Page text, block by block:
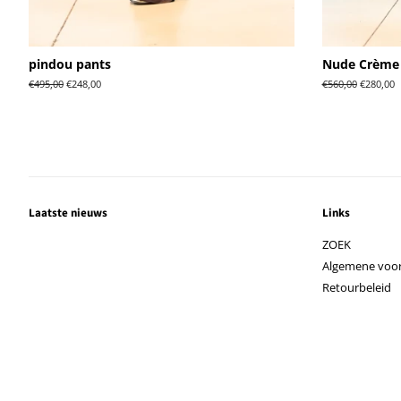
pindou pants
Normale
€495,00 Aanbiedingsprijs
€248,00
Nude
Normale
€560,00 €280,00
Laatste nieuws
Links
ZOEK
Algemene
Retourbeleid